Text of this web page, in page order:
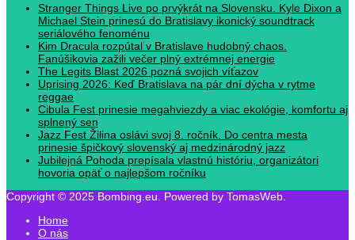
Stranger Things Live po prvýkrát na Slovensku. Kyle Dixon a
Michael Stein prinesú do Bratislavy ikonický soundtrack
seriálového fenoménu
Kim Dracula rozpútal v Bratislave hudobný chaos.
Fanúšikovia zažili večer plný extrémnej energie
The Legits Blast 2026 pozná svojich víťazov
Uprising 2026: Keď Bratislava na pár dní dýcha v rytme
reggae
Cibula Fest prinesie megahviezdy a viac ekológie, komfortu aj
splnený sen
Jazz Fest Žilina oslávi svoj 8. ročník. Do centra mesta
prinesie špičkový slovenský aj medzinárodný jazz
Jubilejná Pohoda prepísala vlastnú históriu, organizátori
hovoria opäť o najlepšom ročníku
Copyright © 2025 Bombing.eu. Powered by TomasWeb.
Home
O nás